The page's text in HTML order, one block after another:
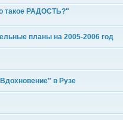
такое РАДОСТЬ?"
планы на 2005-2006 год
в Рузе